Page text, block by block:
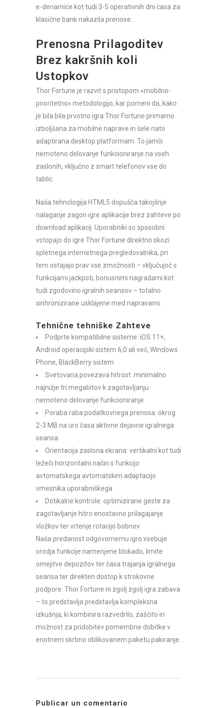
e-denarnice kot tudi 3-5 operativnih dni časa za
klasične bank nakazila prenose.
Prenosna Prilagoditev
Brez kakršnih koli
Ustopkov
Thor Fortune je razvit s pristopom «mobilno-
prioritetno» metodologijo, kar pomeni da, kako
je bila bila prvotno igra Thor Fortune primarno
izboljšana za mobilne naprave in šele nato
adaptirana desktop platformam. To jamči
nemoteno delovanje funkcioniranje na vseh
zaslonih, vključno z smart telefonov vse do
tablic.
Naša tehnologija HTML5 dopušča takojšnje
nalaganje zagon igre aplikacije brez zahteve po
download aplikacij. Uporabniki so sposobni
vstopajo do igre Thor Fortune direktno skozi
spletnega internetnega pregledovalnika, pri
tem ostajajo prav vse zmožnosti – vključujoč s
funkcijami jackpoti, bonusnimi nagradami kot
tudi zgodovino igralnih seansov – totalno
sinhronizirane usklajene med napravami.
Tehnične tehniške Zahteve
Podprte kompatibilne sisteme: iOS 11+,
Android operacijski sistem 6,0 ali več, Windows
Phone, BlackBerry sistem
Svetovana povezava hitrost: minimalno
najnižje tri megabitov k zagotavljanju
nemoteno delovanje funkcioniranje
Poraba raba podatkovnega prenosa: okrog
2-3 MB na uro časa aktivne dejavne igralnega
seansa
Orientacija zaslona ekrana: vertikalni kot tudi
ležeči horizontalni način s funkcijo
avtomatskega avtomatskim adaptacijo
vmesnika uporabniškega
Dotikalne kontrole: optimizirane geste za
zagotavljanje hitro enostavno prilagajanje
vložkov ter vrtenje rotacijo bobnov
Naša predanost odgovornemu igro vsebuje
orodja funkcije namenjene blokado, limite
omejitve depozitov ter časa trajanja igralnega
seansa ter direkten dostop k strokovne
podpore. Thor Fortune ni zgolj zgolj igra zabava
– to predstavlja predstavlja kompleksna
izkušnja, ki kombinira razvedrilo, zaščito in
možnost za pridobitev pomembne dobitke v
enotnem skrbno oblikovanem paketu pakiranje.
Publicar un comentario